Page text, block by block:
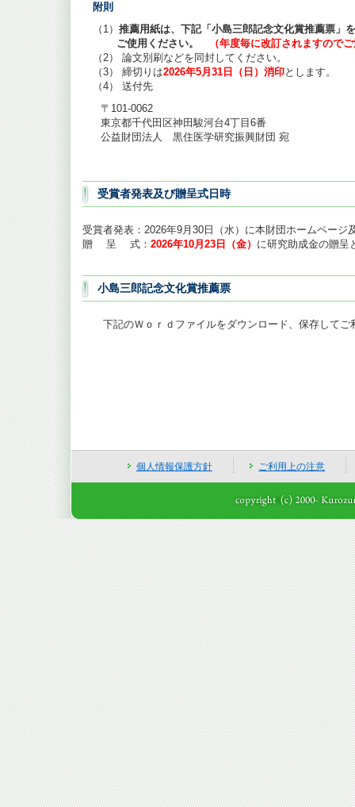
附則
（1） 推薦用紙は、下記「小島三郎記念文化賞推薦票」
ご使用ください。
（年度毎に改訂されますので
（2） 論文別刷などを同封してください。
（3） 締切りは2026年5月31日（日）消印とします。
（4） 送付先
〒101-0062
東京都千代田区神田駿河台4丁目6番
公益財団法人 黒住医学研究振興財団 宛
受賞者発表及び贈呈式日時
受賞者発表：2026年9月30日（水）に本財団ホームページ
贈 呈 式： 2026年10月23日（金） に研究助成金の贈呈
小島三郎記念文化賞推薦票
下記のＷｏｒｄファイルをダウンロード、保存してご
個人情報保護方針 ご利用上の注意